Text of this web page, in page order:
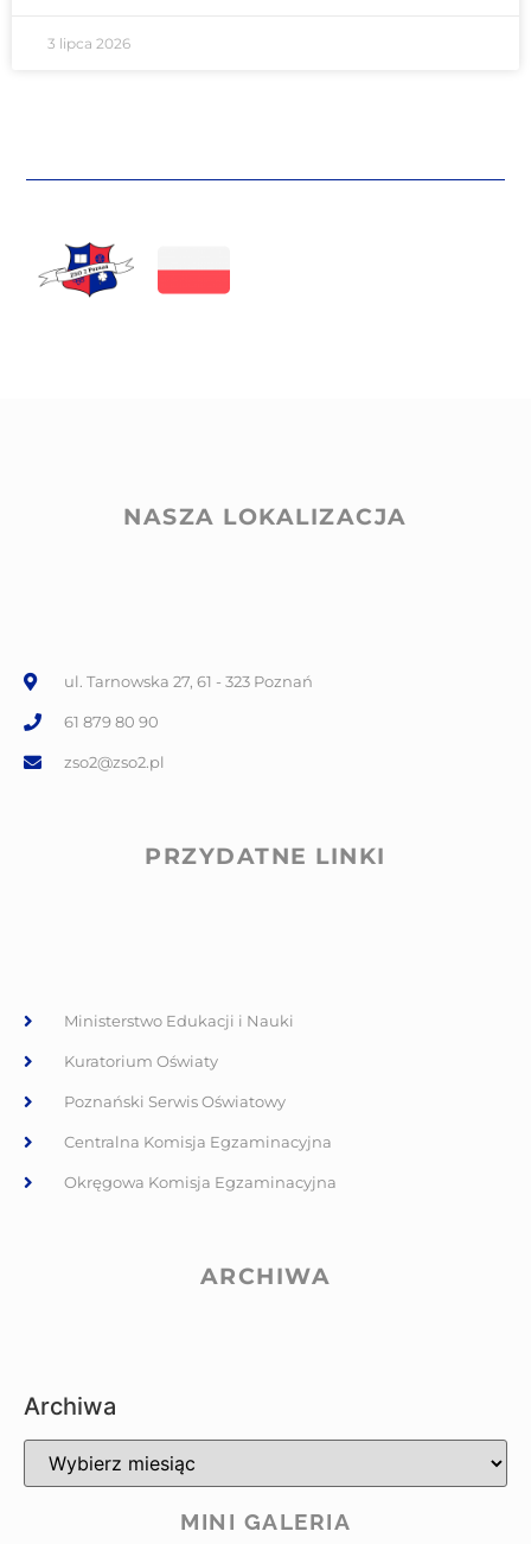
3 lipca 2026
NASZA LOKALIZACJA
ul. Tarnowska 27, 61 - 323 Poznań
61 879 80 90
zso2@zso2.pl
PRZYDATNE LINKI
Ministerstwo Edukacji i Nauki
Kuratorium Oświaty
Poznański Serwis Oświatowy
Centralna Komisja Egzaminacyjna
Okręgowa Komisja Egzaminacyjna
ARCHIWA
Archiwa
MINI GALERIA